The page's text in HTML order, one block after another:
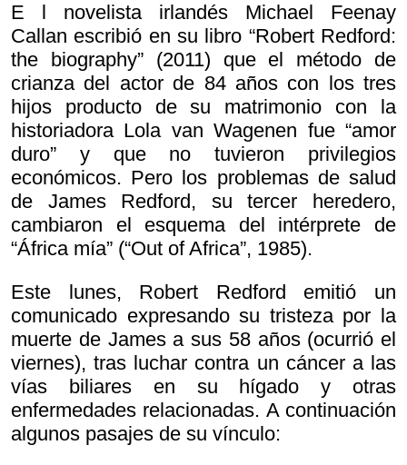
E l novelista irlandés Michael Feenay
Callan escribió en su libro “Robert Redford:
the biography” (2011) que el método de
crianza del actor de 84 años con los tres
hijos producto de su matrimonio con la
historiadora Lola van Wagenen fue “amor
duro” y que no tuvieron privilegios
económicos. Pero los problemas de salud
de James Redford, su tercer heredero,
cambiaron el esquema del intérprete de
“África mía” (“Out of Africa”, 1985).
Este lunes, Robert Redford emitió un
comunicado expresando su tristeza por la
muerte de James a sus 58 años (ocurrió el
viernes), tras luchar contra un cáncer a las
vías biliares en su hígado y otras
enfermedades relacionadas. A continuación
algunos pasajes de su vínculo: